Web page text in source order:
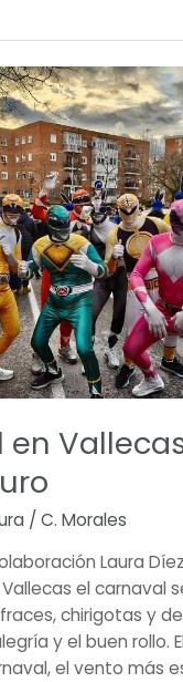
/ C. Morales
Laura
el carnaval
chirigotas y
y el buen rollo.
el vento más